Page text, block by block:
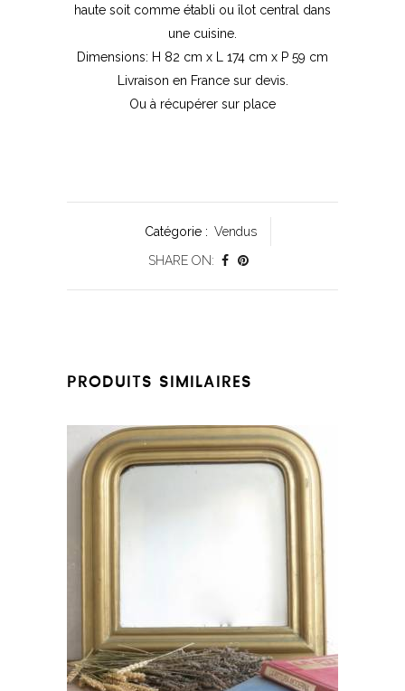
haute soit comme établi ou îlot central dans
une cuisine.
Dimensions: H 82 cm x L 174 cm x P 59 cm
Livraison en France sur devis.
Ou à récupérer sur place
Catégorie : Vendus
SHARE ON:
PRODUITS SIMILAIRES